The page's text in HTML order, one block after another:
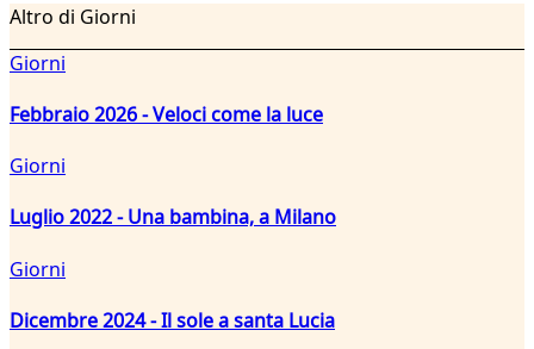
Altro di Giorni
Giorni
Febbraio 2026 - Veloci come la luce
Giorni
Luglio 2022 - Una bambina, a Milano
Giorni
Dicembre 2024 - Il sole a santa Lucia